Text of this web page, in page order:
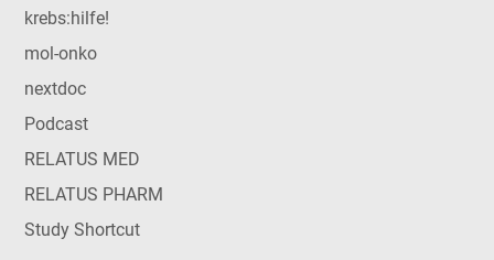
krebs:hilfe!
mol-onko
nextdoc
Podcast
RELATUS MED
RELATUS PHARM
Study Shortcut